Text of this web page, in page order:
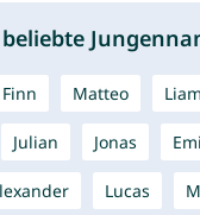
Finn Matteo Liam
Julian Jonas
Lucas